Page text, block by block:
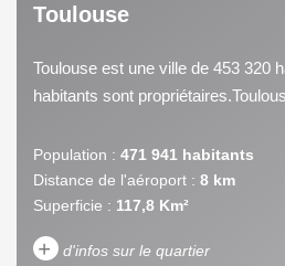
Toulouse
Toulouse est une ville de 453 320
habitants sont
Population : 471 941 habitants
Distance de l'aéroport : 8 km
Superficie : 117,8 Km²
+ d'infos sur le quartier